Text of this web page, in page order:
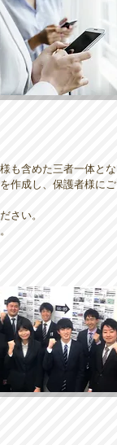
も含めた三者一体とな
作成し、保護者様にご
さい。